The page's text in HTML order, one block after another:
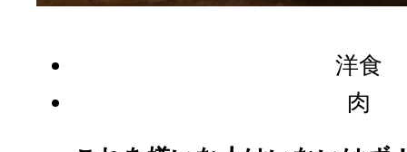
洋食
肉